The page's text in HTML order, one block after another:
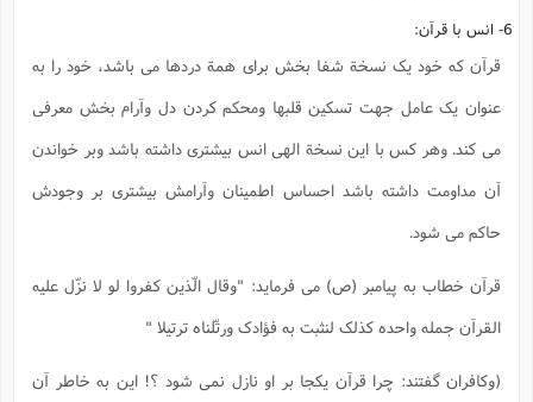
6- انس با قرآن:
قرآن که خود یک نسخة شفا بخش برای همة دردها می باشد، خود را به
عنوان یک عامل جهت تسکین قلبها ومحکم کردن دل وآرام بخش معرفی
می کند. وهر کس با این نسخة الهی انس بیشتری داشته باشد وبر خواندن
آن مداومت داشته باشد احساس اطمینان وآرامش بیشتری بر وجودش
حاکم می شود.
قرآن خطاب به پیامبر (ص) می فرماید: "وقال الّذین کفروا لو لا نزّل علیه
القرآن جمله واحده کذلک لنثبت به فؤادک ورتّلناه ترتیلا "
(وکافران گفتند: چرا قرآن یکجا بر او نازل نمی شود ؟! این به خاطر آن